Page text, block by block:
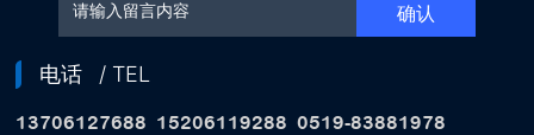
确认
电话 / TEL
13706127688 15206119288 0519-83881978